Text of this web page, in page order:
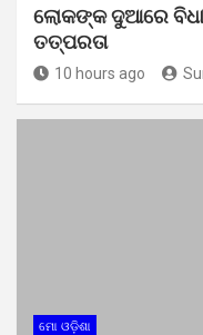
ଲୋକଙ୍କ ଦୁଆରେ
ତତ୍ପରତା
10 hours ago
ମୋ ଓଡ଼ିଶା